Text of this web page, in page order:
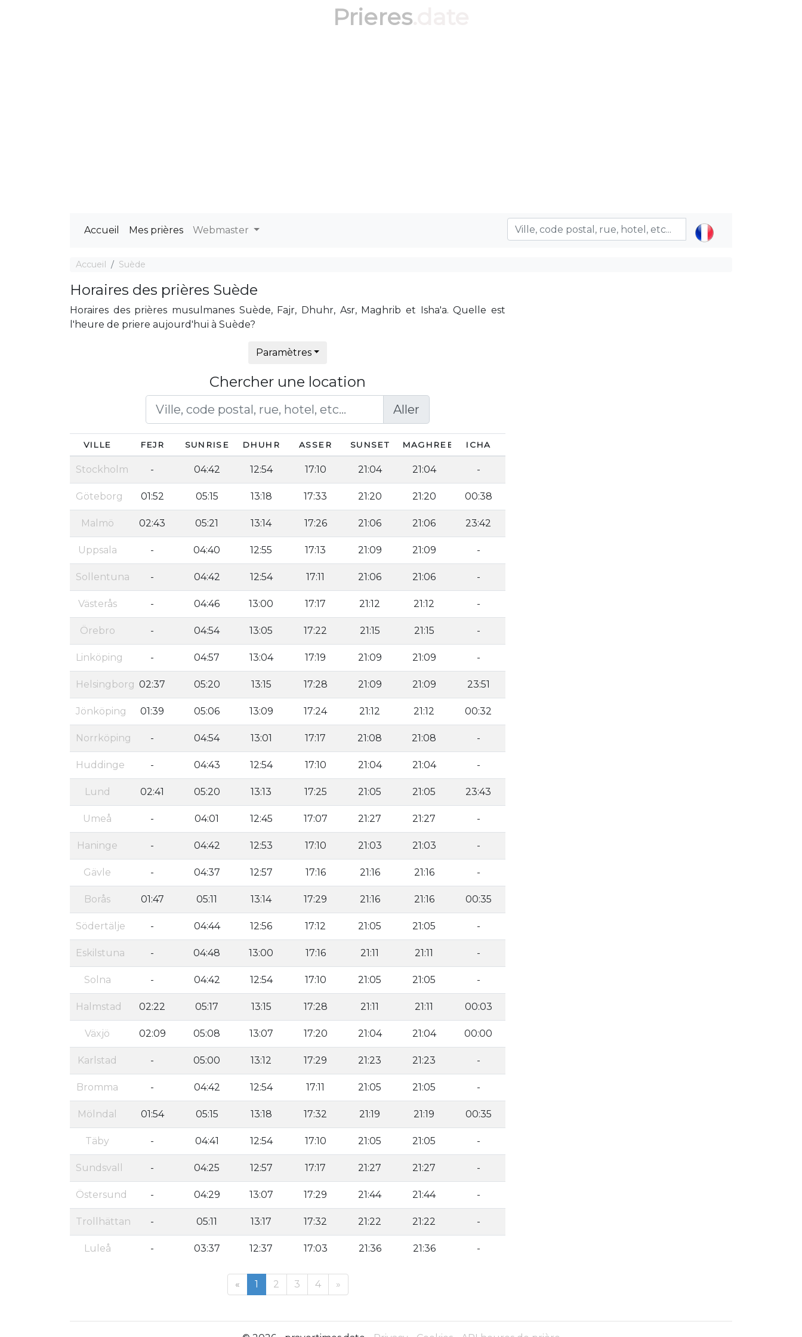
Prieres
Accueil Mes prières Webmaster
Accueil Suède
Horaires des prières Suède
Horaires des prières musulmanes Suède, Fajr, Dhuhr, Asr, Maghrib et Isha'a. Quelle est
l'heure de priere aujourd'hui à Suède?
Paramètres
Chercher une location
Aller
VILLE FEJR SUNRISE DHUHR ASSER SUNSET MAGHREB ICHA
Stockholm - 04:42 12:54 17:10 21:04 21:04 -
Göteborg 01:52 05:15 13:18 17:33 21:20 21:20 00:38
Malmö 02:43 05:21 13:14 17:26 21:06 21:06 23:42
Uppsala - 04:40 12:55 17:13 21:09 21:09 -
Sollentuna - 04:42 12:54 17:11 21:06 21:06 -
Västerås - 04:46 13:00 17:17 21:12 21:12 -
Örebro - 04:54 13:05 17:22 21:15 21:15 -
Linköping - 04:57 13:04 17:19 21:09 21:09 -
Helsingborg 02:37 05:20 13:15 17:28 21:09 21:09 23:51
Jönköping 01:39 05:06 13:09 17:24 21:12 21:12 00:32
Norrköping - 04:54 13:01 17:17 21:08 21:08 -
Huddinge - 04:43 12:54 17:10 21:04 21:04 -
Lund 02:41 05:20 13:13 17:25 21:05 21:05 23:43
Umeå - 04:01 12:45 17:07 21:27 21:27 -
Haninge - 04:42 12:53 17:10 21:03 21:03 -
Gävle - 04:37 12:57 17:16 21:16 21:16 -
Borås 01:47 05:11 13:14 17:29 21:16 21:16 00:35
Södertälje - 04:44 12:56 17:12 21:05 21:05 -
Eskilstuna - 04:48 13:00 17:16 21:11 21:11 -
Solna - 04:42 12:54 17:10 21:05 21:05 -
Halmstad 02:22 05:17 13:15 17:28 21:11 21:11 00:03
Växjö 02:09 05:08 13:07 17:20 21:04 21:04 00:00
Karlstad - 05:00 13:12 17:29 21:23 21:23 -
Bromma - 04:42 12:54 17:11 21:05 21:05 -
Mölndal 01:54 05:15 13:18 17:32 21:19 21:19 00:35
Täby - 04:41 12:54 17:10 21:05 21:05 -
Sundsvall - 04:25 12:57 17:17 21:27 21:27 -
Östersund - 04:29 13:07 17:29 21:44 21:44 -
Trollhättan - 05:11 13:17 17:32 21:22 21:22 -
Luleå - 03:37 12:37 17:03 21:36 21:36 -
« 1 2 3 4 »